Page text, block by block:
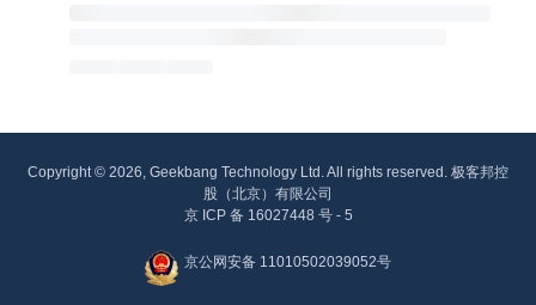
Copyright © 2026, Geekbang Technology Ltd. All rights reserved. 极客邦控
股（北京）有限公司
京 ICP 备 16027448 号 - 5
京公网安备 11010502039052号